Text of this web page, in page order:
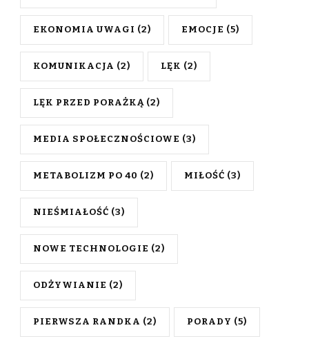
EKONOMIA UWAGI (2) EMOCJE (5)
KOMUNIKACJA (2) LĘK (2)
LĘK PRZED PORAŻKĄ (2)
MEDIA SPOŁECZNOŚCIOWE (3)
METABOLIZM PO 40 (2) MIŁOŚĆ (3)
NIEŚMIAŁOŚĆ (3)
NOWE TECHNOLOGIE (2)
ODŻYWIANIE (2)
PIERWSZA RANDKA (2) PORADY (5)